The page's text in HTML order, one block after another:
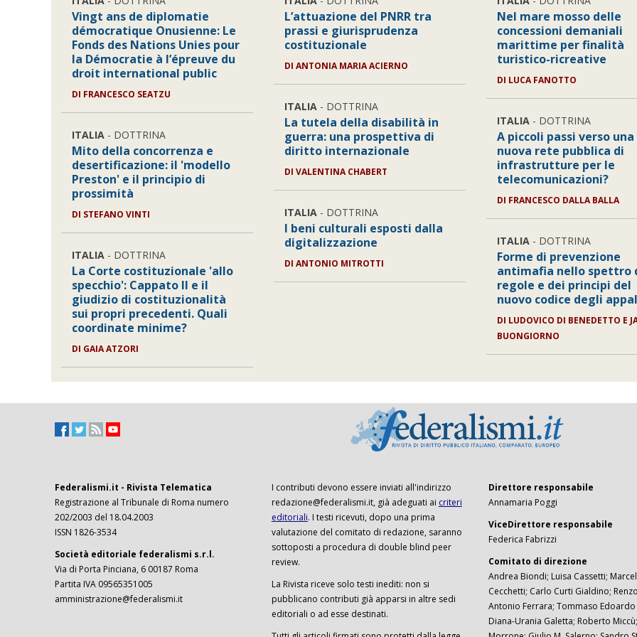
Vingt ans de diplomatie
démocratique Onusienne: Le
Fonds des Nations Unies pour
la Démocratie à l’épreuve du
droit international public
DI FRANCESCO SEATZU
ITALIA - DOTTRINA
Mito della concorrenza e
desertificazione: il 'modello
Preston' e il principio di
prossimità
DI STEFANO VINTI
ITALIA - DOTTRINA
La Corte costituzionale 'allo
specchio': Cappato II e il
giudizio di costituzionalità
sui propri precedenti. Quali
coordinate minime?
DI GAIA ATZORI
L’attuazione del PNRR tra
prassi e giurisprudenza
costituzionale
DIANTONIA MARIA ACIERNO
ITALIA - DOTTRINA
La tutela della disabilità in
guerra: una prospettiva di
diritto internazionale
DIVALENTINA CHABERT
ITALIA - DOTTRINA
I beni culturali esposti dalla
digitalizzazione
DIANTONIO MITROTTI
Nel mare mosso delle
concessioni demaniali
marittime per finalità
turistico-ricreative
DI LUCA FANOTTO
ITALIA- DOTTRINA
A piccoli passi verso una
nuova rete pubblica di
infrastrutture per le
telecomunicazioni?
DI FRANCESCO DALLA BALLA
ITALIA- DOTTRINA
Forme di prevenzione
antimafia nello spettro
regole e dei principi del
nuovo codice degli
DI LUDOVICO DI BENEDETTO E
BUONGIORNO
Federalismi.it - Rivista Telematica
Registrazione al Tribunale di Roma numero
202/2003 del 18.04.2003
ISSN 1826-3534
Società editoriale federalismi s.r.l.
Via di Porta Pinciana, 6 00187 Roma
Partita IVA 09565351005
amministrazione@federalismi.it
I contributi devono essere inviati all'indirizzo
redazione@federalismi.it, già adeguati ai criteri
editoriali. I testi ricevuti, dopo una prima
valutazione del comitato di redazione, saranno
sottoposti a procedura di double blind peer
review.
La Rivista riceve solo testi inediti: non si
pubblicano contributi già apparsi in altre sedi
editoriali o ad esse destinati.
Direttore responsabile
Annamaria Poggi
ViceDirettore responsabile
Federica Fabrizzi
Comitato di direzione
Andrea Biondi; Luisa Cassetti;
Cecchetti; Carlo Curti Gialdino;
Antonio Ferrara; Tommaso Edoardo
Diana-Urania Galetta; Roberto